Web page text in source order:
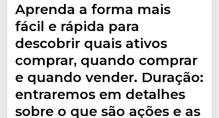
Aprenda a forma mais
fácil e rápida para
descobrir quais ativos
comprar, quando comprar
e quando vender. Duração:
entraremos em detalhes
sobre o que são ações e as